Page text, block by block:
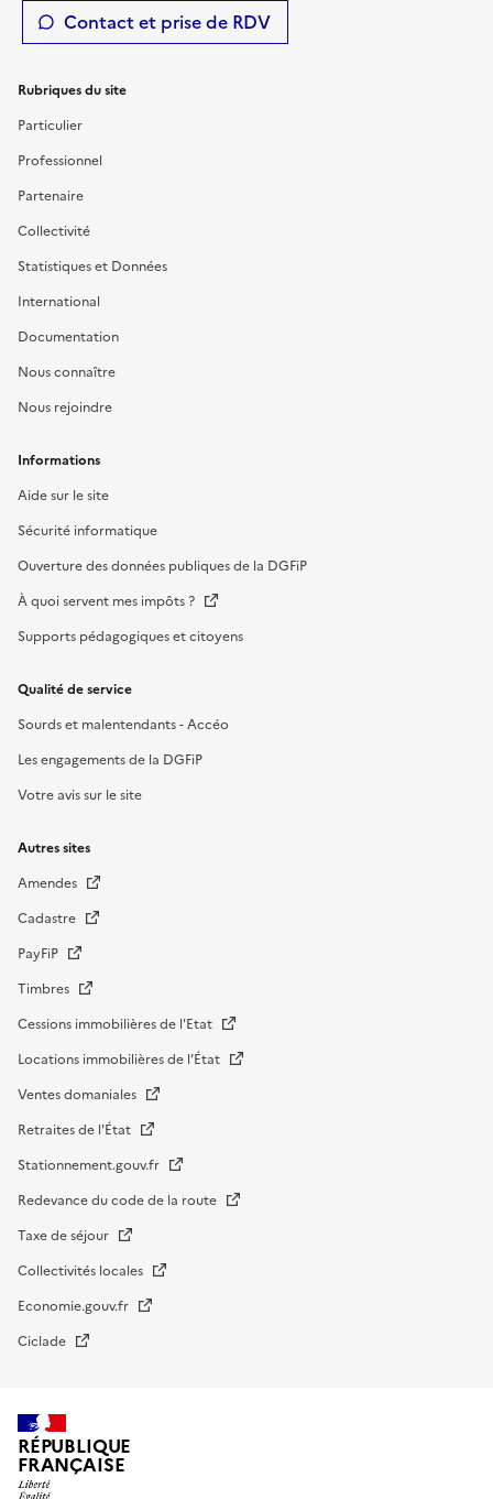
Contact et prise de RDV
Rubriques du site
Particulier
Professionnel
Partenaire
Collectivité
Statistiques et Données
International
Documentation
Nous connaître
Nous rejoindre
Informations
Aide sur le site
Sécurité informatique
Ouverture des données publiques de la DGFiP
À quoi servent mes impôts ?
Supports pédagogiques et citoyens
Qualité de service
Sourds et malentendants - Accéo
Les engagements de la DGFiP
Votre avis sur le site
Autres sites
Amendes
Cadastre
PayFiP
Timbres
Cessions immobilières de l'Etat
Locations immobilières de l’État
Ventes domaniales
Retraites de l'État
Stationnement.gouv.fr
Redevance du code de la route
Taxe de séjour
Collectivités locales
Economie.gouv.fr
Ciclade
RÉPUBLIQUE
FRANÇAISE